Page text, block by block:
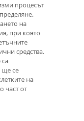
процесът
на
при която
средства.
са
ще се
на
част от